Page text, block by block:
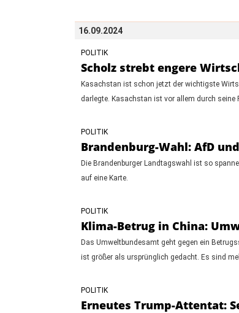
16.09.2024
POLITIK
Scholz strebt engere
Kasachstan ist schon jetzt der wichtigste
darlegte. Kasachstan ist vor allem durch
POLITIK
Brandenburg-Wahl: AfD
Die Brandenburger Landtagswahl ist so
auf eine Karte.
POLITIK
Klima-Betrug in China:
Das Umweltbundesamt geht gegen ein
ist größer als ursprünglich gedacht. Es sind
POLITIK
Erneutes Trump-Attentat: